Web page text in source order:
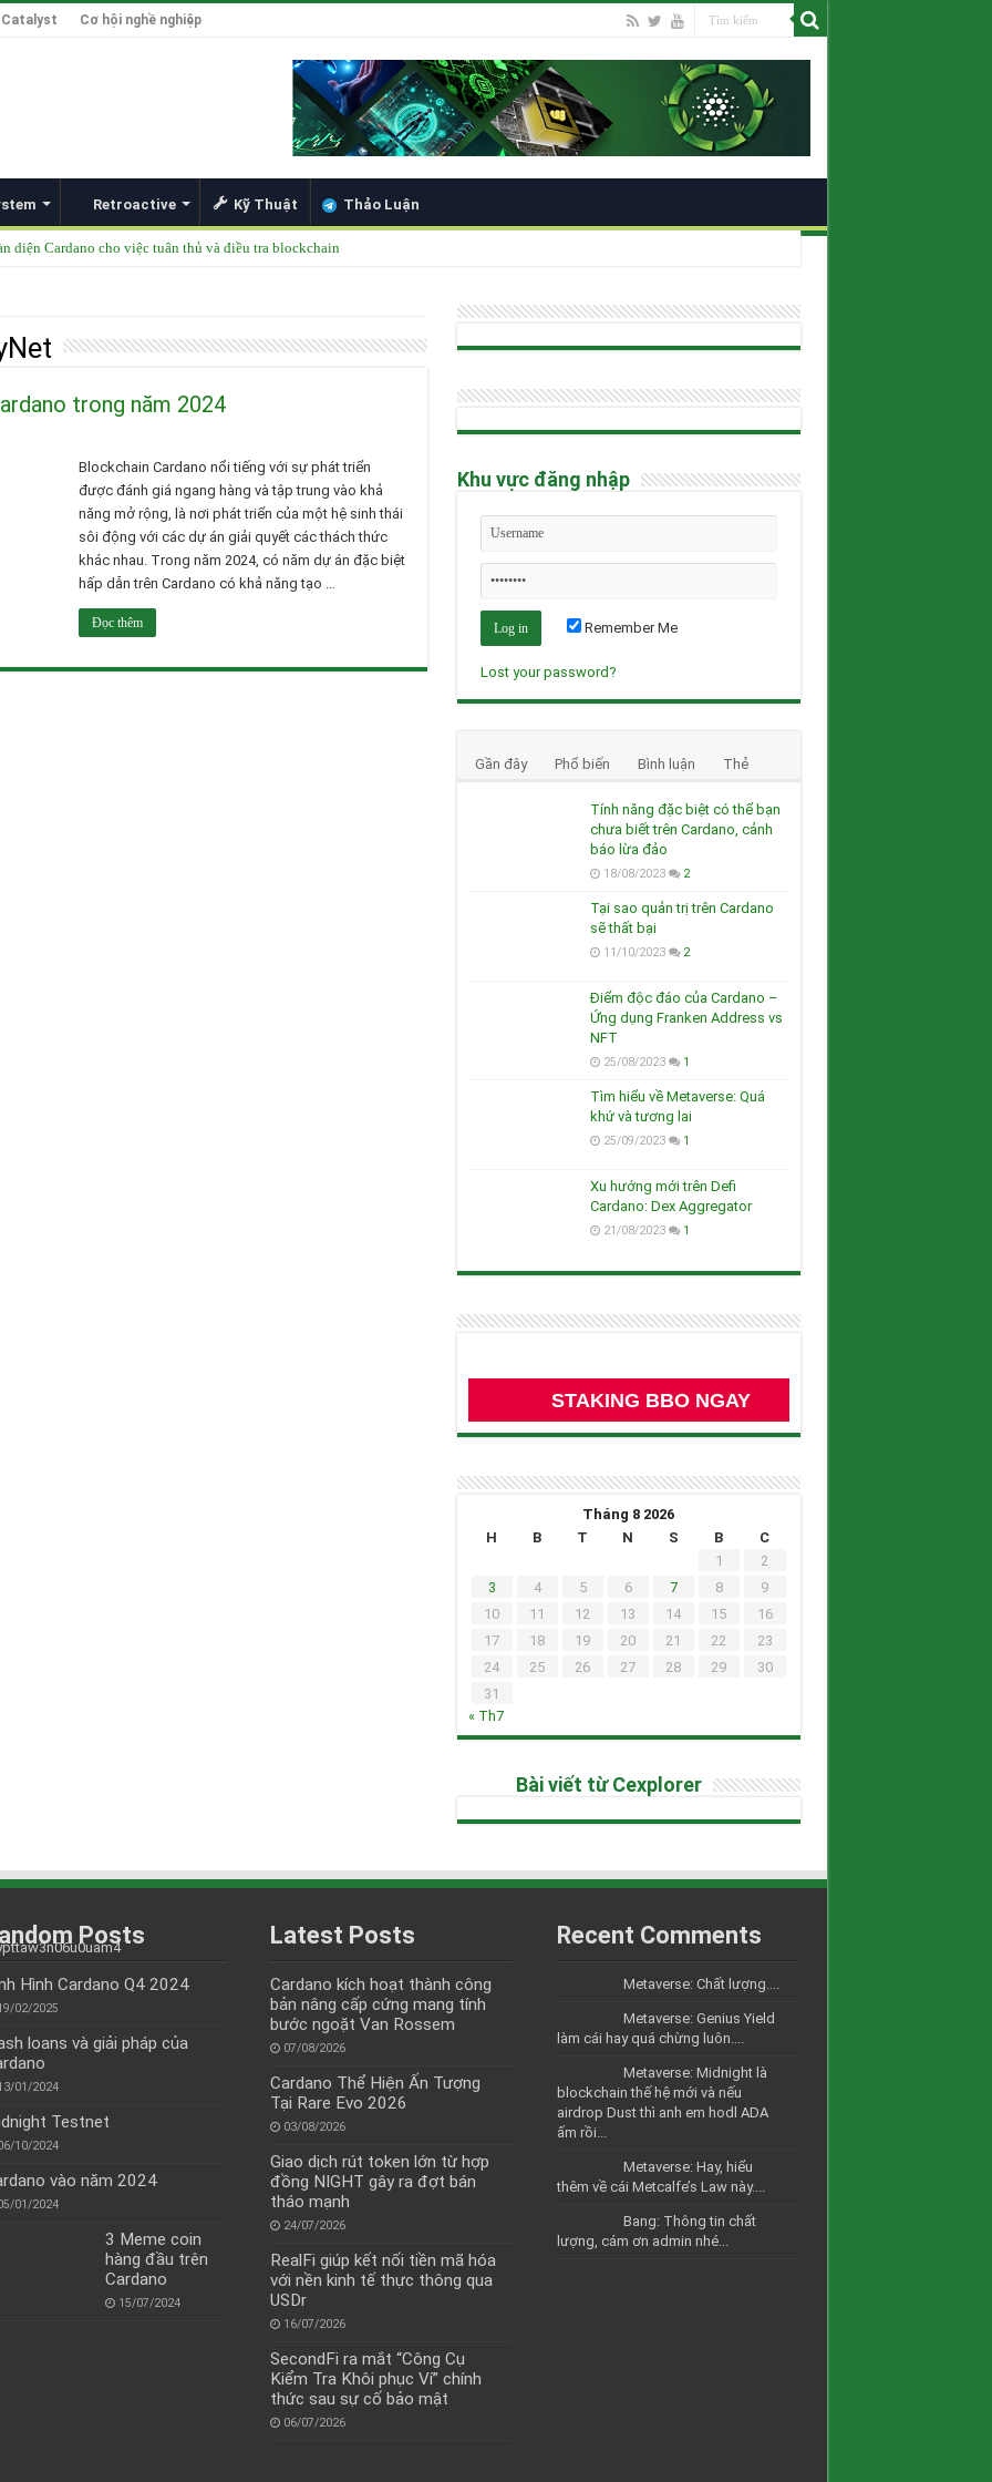
Cơ hội nghề nghiệp
Retroactive Kỹ Thuật Thảo Luận
diện Cardano cho việc tuân thủ và điều tra blockchain
Đổi Mới Hợp Đồng Thông Minh cho Bitcoin, Mở Khóa DeFi và Tích Hợp Cardano
trong năm 2024
Blockchain Cardano nổi tiếng với sự phát triển
được đánh giá ngang hàng và tập trung vào khả
năng mở rộng, là nơi phát triển của một hệ sinh thái
sôi động với các dự án giải quyết các thách thức
khác nhau. Trong năm 2024, có năm dự án đặc biệt
hấp dẫn trên Cardano có khả năng tạo …
Đọc thêm
Khu vực đăng nhập
Remember Me
Lost your password?
Gần đây Phổ biến Bình luận Thẻ
Tính năng đặc biệt có thể bạn
chưa biết trên Cardano, cảnh
báo lừa đảo
18/08/2023 2
Tại sao quản trị trên Cardano
sẽ thất bại
11/10/2023 2
Điểm độc đáo của Cardano –
Ứng dụng Franken Address vs
NFT
25/08/2023 1
Tìm hiểu về Metaverse: Quá
khứ và tương lai
25/09/2023 1
Xu hướng mới trên Defi
Cardano: Dex Aggregator
21/08/2023 1
STAKING BBO NGAY
Tháng 8 2026
H
B T N S B
C
1
2
3
4 5 6 7 8
9
10
11 12 13 14 15
16
17
18 19 20 21 22
23
24
25 26 27 28 29
30
31
« Th7
Bài viết từ Cexplorer
Posts
Hình Cardano Q4 2024
02/2025
loans và giải pháp của
01/2024
Testnet
10/2024
vào năm 2024
01/2024
3 Meme coin
hàng đầu trên
Cardano
15/07/2024
Latest Posts
Cardano kích hoạt thành công
bản nâng cấp cứng mang tính
bước ngoặt Van Rossem
07/08/2026
Cardano Thể Hiện Ấn Tượng
Tại Rare Evo 2026
03/08/2026
Giao dịch rút token lớn từ hợp
đồng NIGHT gây ra đợt bán
tháo mạnh
24/07/2026
RealFi giúp kết nối tiền mã hóa
với nền kinh tế thực thông qua
USDr
16/07/2026
SecondFi ra mắt “Công Cụ
Kiểm Tra Khôi phục Ví” chính
thức sau sự cố bảo mật
06/07/2026
Recent Comments
Metaverse: Chất lượng....
Metaverse: Genius Yield
làm cái hay quá chừng luôn....
Metaverse: Midnight là
blockchain thế hệ mới và nếu
airdrop Dust thì anh em hodl ADA
ấm rồi...
Metaverse: Hay, hiểu
thêm về cái Metcalfe’s Law này....
Bang: Thông tin chất
lượng, cám ơn admin nhé...